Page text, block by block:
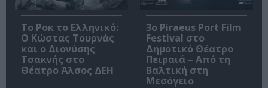
Το Ροκ το Ελληνικό:
Ο Κώστας Τουρνάς
και ο Διονύσης
Τσακνής στο
Θέατρο Άλσος ΔΕΗ
3o Piraeus Port Film
Festival στο
Δημοτικό Θέατρο
Πειραιά – Από τη
Βαλτική στη
Μεσόγειο